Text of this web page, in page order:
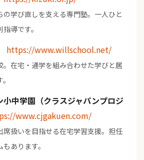
の学び直しを支える専門塾。一人ひと
導です。
https://www.willschool.net/
。在宅・通学を組み合わせた学びと居
小中学園（クラスジャパンプロジ
www.cjgakuen.com/
席扱いを目指せる在宅学習支援。担任
あります。